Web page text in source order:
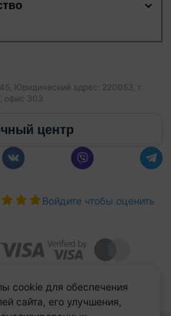
Юридический адрес: 220053, г.
офис 303
центр
Войдите чтобы оценить
cookie для обеспечения
сайта, его улучшения,